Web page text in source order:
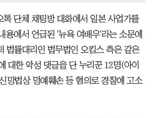
톡 단체 채팅방 대화에서 일본 사업가를
용에서 언급된 '뉴욕 여배우'라는 소문에
법률대리인 법무법인 오킴스 측은 같은
대한 악성 댓글을 단 누리꾼 12명(아이
망법상 명예훼손 등 혐의로 경찰에 고소